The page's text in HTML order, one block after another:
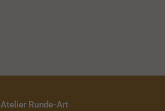
Atelier Runde-Art